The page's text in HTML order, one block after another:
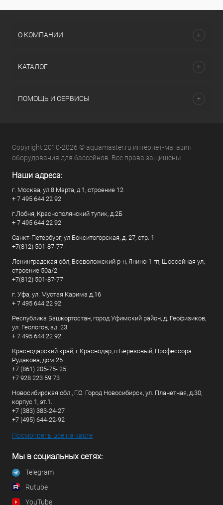
О КОМПАНИИ
КАТАЛОГ
ПОМОЩЬ И СЕРВИСЫ
Copyright 2010-2026 © aquamaster.ru интернет-магазин
оборудования для бассейнов. Все права защищены.
Наши адреса:
г. Москва, ул.8 Марта, д.1, строение 12
+ 7 495 644 22 92
г.Лобня, Краснополянский тупик, д.2Б
+ 7 495 644 22 92
Санкт-Петербург, ул Бокситогорская, д. 27, стр. 1
+7(812) 501-87-77
Ленинградская обл, Всеволожский р-н, Янино-1 гп, Шоссейная ул,
строение 50а/2
+7(812) 501-87-77
г. Уфа, ул. Мустая Карима д.16
+ 7 495 644 22 92
Республика Башкортостан, город Уфимский район, д. Геофизиков,
ул. Геологов, зд. 23
+ 7 495 644 22 92
Краснодарский край, г Краснодар, п Березовый, Профессора
Рудакова, дом 25
+7 (861) 205-75- 25
+7 928 223 59 73
Новосибирская обл., Г.О. Город Новосибирск, ул. Планетная, д.30,
корпус 1, эт.1.
+7 (383) 383-24-27
+7 (495) 644-22-92
Посмотреть все на карте
Мы в социальных сетях:
Telegram
Rutube
YouTube